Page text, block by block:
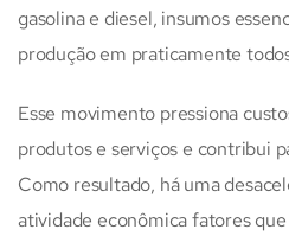
gasolina e diesel, insumos
produção em praticamente
Esse movimento pressiona
produtos e serviços e contribui
Como resultado, há uma
atividade econômica fatores